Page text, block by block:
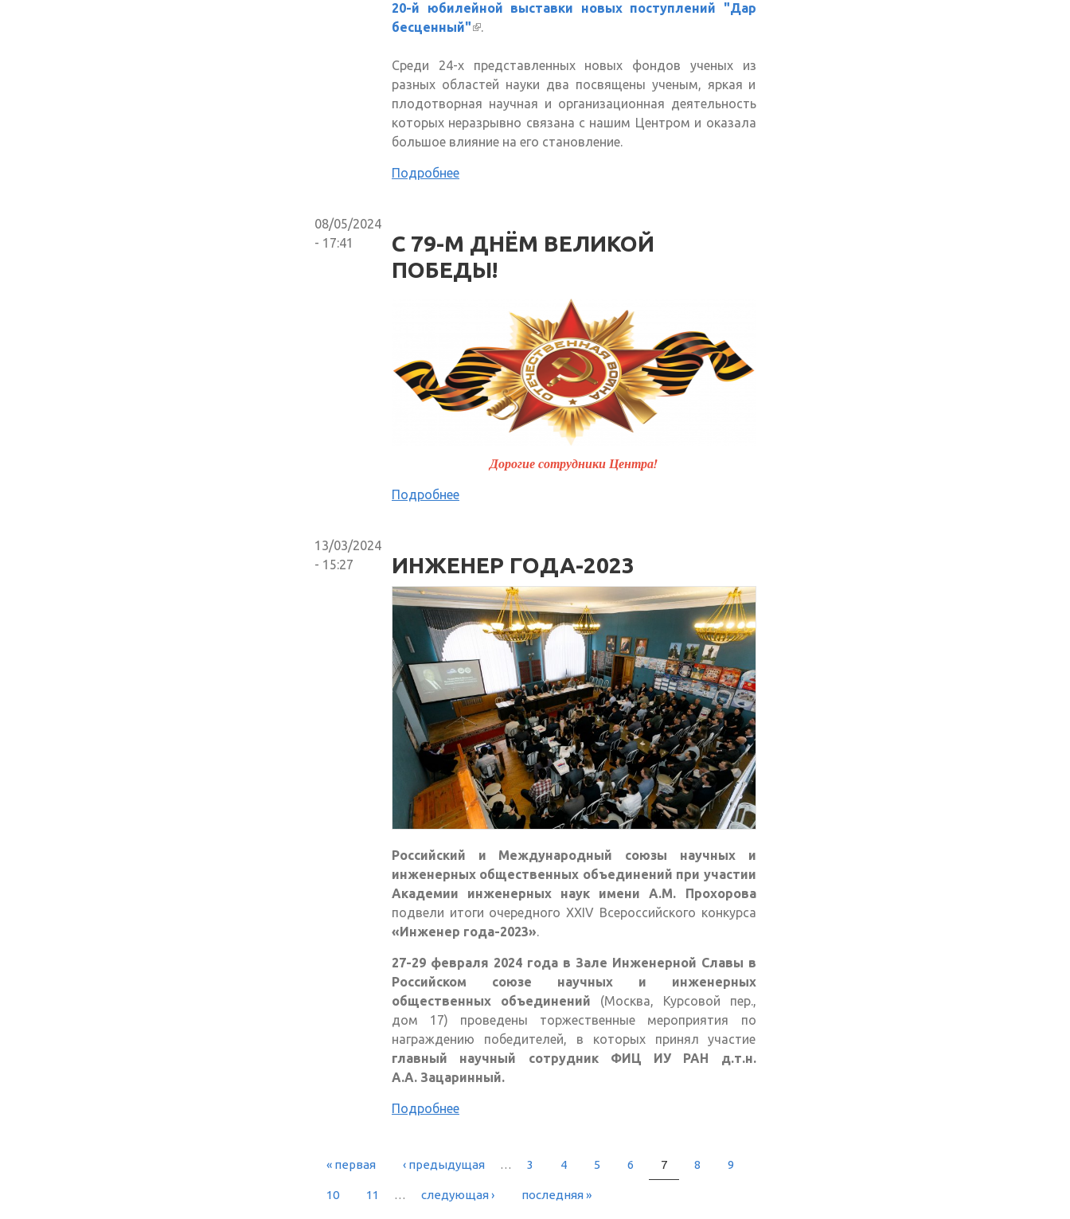
20-й юбилейной выставки новых поступлений "Дар
бесценный"(внешняя ссылка)
.
Среди 24-х представленных новых фондов ученых из
разных областей науки два посвящены ученым, яркая и
плодотворная научная и организационная деятельность
которых неразрывно связана с нашим Центром и оказала
большое влияние на его становление.
Подробнее
08/05/2024
- 17:41
С 79-М ДНЁМ ВЕЛИКОЙ
ПОБЕДЫ!
Дорогие сотрудники Центра!
Подробнее
13/03/2024
- 15:27
ИНЖЕНЕР ГОДА-2023
Российский и Международный союзы научных и
инженерных общественных объединений при участии
Академии инженерных наук имени А.М. Прохорова
подвели итоги очередного XXIV Всероссийского конкурса
«Инженер года-2023».
27-29 февраля 2024 года в Зале Инженерной Славы в
Российском союзе научных и инженерных
общественных объединений (Москва, Курсовой пер.,
дом 17) проведены торжественные мероприятия по
награждению победителей, в которых принял участие
главный научный сотрудник ФИЦ ИУ РАН д.т.н.
А.А. Зацаринный.
Подробнее
СТРАНИЦЫ
« первая ‹ предыдущая … 3 4 5 6 7 8 9
10 11 … следующая › последняя »